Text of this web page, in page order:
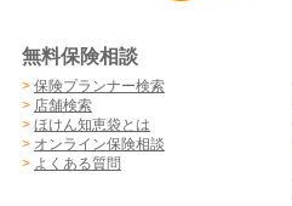
無料保険相談
> 保険プランナー検索
> 店舗検索
> ほけん知恵袋とは
> オンライン保険相談
> よくある質問